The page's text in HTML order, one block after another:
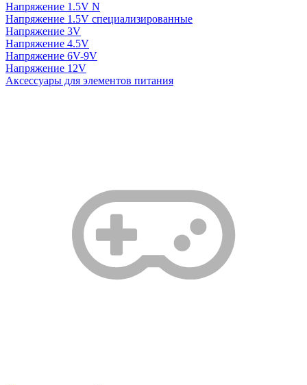
Напряжение 1.5V N
Напряжение 1.5V специализированные
Напряжение 3V
Напряжение 4.5V
Напряжение 6V-9V
Напряжение 12V
Аксессуары для элементов питания